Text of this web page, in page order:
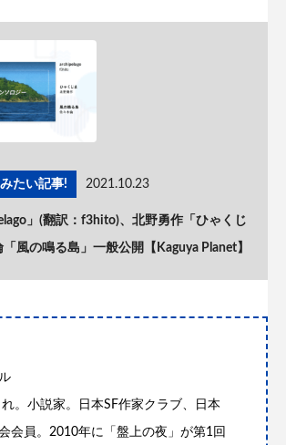
たい記事! 2021.10.23
」(翻訳：f3hito)、北野勇作「ひゃくじ
風の鳴る島」一般公開【Kaguya Planet】
。小説家。日本SF作家クラブ、日本
会員。2010年に「盤上の夜」が第1回